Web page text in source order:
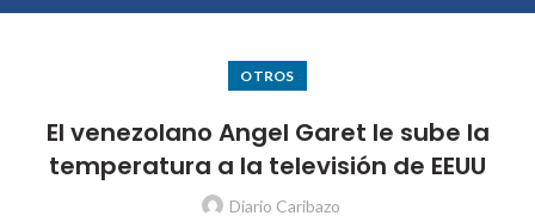
OTROS
El venezolano Angel Garet le sube la
temperatura a la televisión de EEUU
Diario Caribazo